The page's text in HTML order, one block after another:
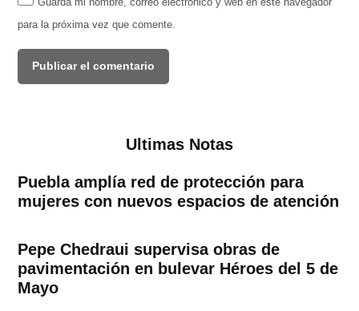
para la próxima vez que comente.
Ultimas Notas
Puebla amplía red de protección para
mujeres con nuevos espacios de atención
Pepe Chedraui supervisa obras de
pavimentación en bulevar Héroes del 5 de
Mayo